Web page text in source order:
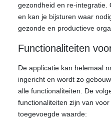
gezondheid en re-integratie.
en kan je bijsturen waar
gezonde en productieve
Functionaliteiten
De applicatie kan helemaal
ingericht en wordt zo
alle functionaliteiten. De
functionaliteiten zijn van
toegevoegde waarde: